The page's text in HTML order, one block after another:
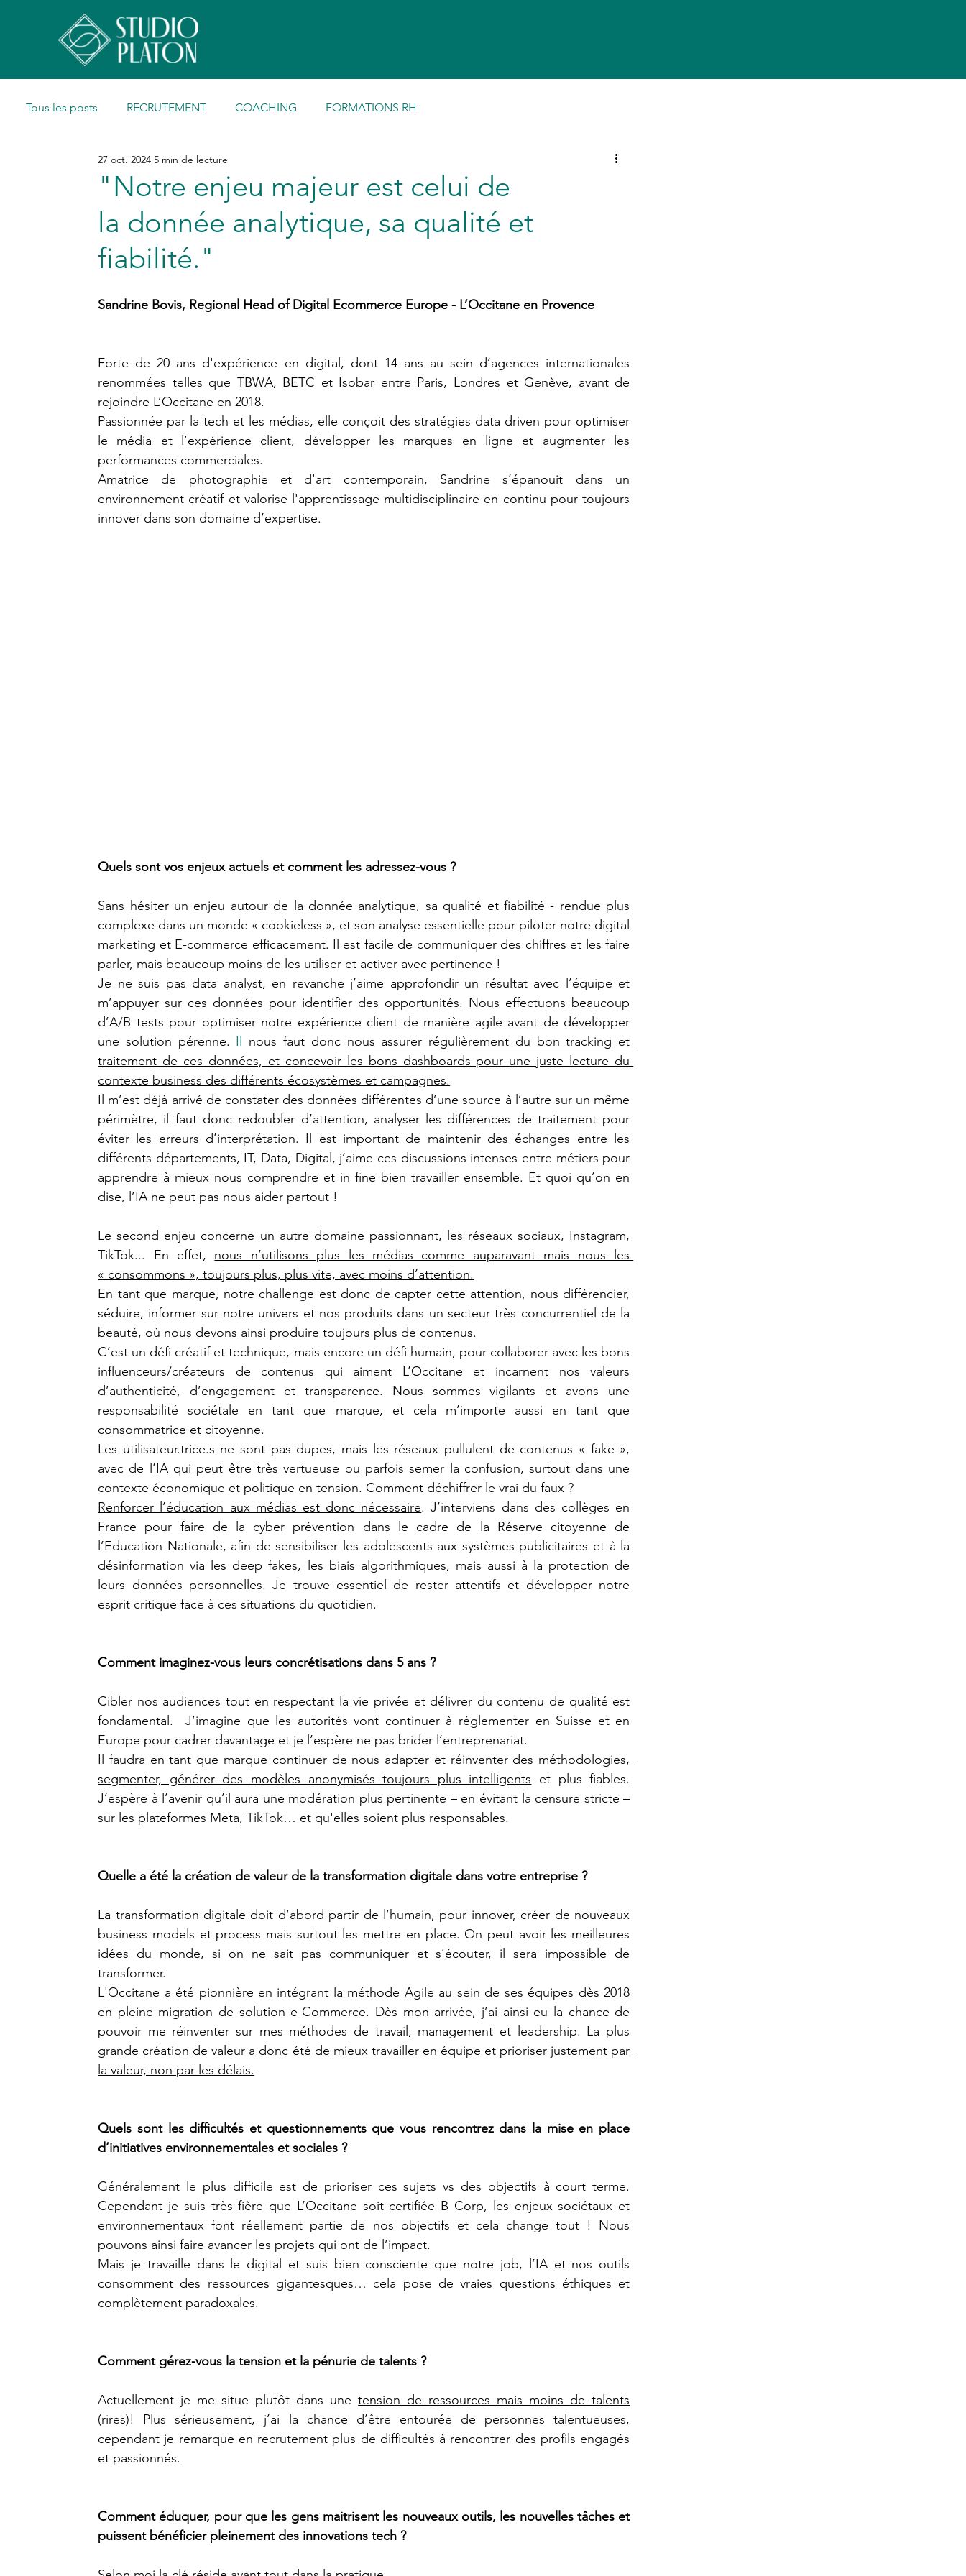
Tous les posts RECRUTEMENT COACHING FORMATIONS RH
"Notre enjeu majeur est celui de
la donnée analytique, sa qualité et
fiabilité."
27 oct. 2024 5 min de lecture
Sandrine Bovis, Regional Head of Digital Ecommerce Europe - L’Occitane en Provence
Forte de 20 ans d'expérience en digital, dont 14 ans au sein d’agences internationales
renommées telles que TBWA, BETC et Isobar entre Paris, Londres et Genève, avant de
rejoindre L’Occitane en 2018.
Passionnée par la tech et les médias, elle conçoit des stratégies data driven pour optimiser
le média et l’expérience client, développer les marques en ligne et augmenter les
performances commerciales.
Amatrice de photographie et d'art contemporain, Sandrine s’épanouit dans un
environnement créatif et valorise l'apprentissage multidisciplinaire en continu pour toujours
innover dans son domaine d’expertise.
Quels sont vos enjeux actuels et comment les adressez-vous ?
Sans hésiter un enjeu autour de la donnée analytique, sa qualité et fiabilité - rendue plus
complexe dans un monde « cookieless », et son analyse essentielle pour piloter notre digital
marketing et E-commerce efficacement. Il est facile de communiquer des chiffres et les faire
parler, mais beaucoup moins de les utiliser et activer avec pertinence !
Je ne suis pas data analyst, en revanche j’aime approfondir un résultat avec l’équipe et
m’appuyer sur ces données pour identifier des opportunités. Nous effectuons beaucoup
d’A/B tests pour optimiser notre expérience client de manière agile avant de développer
une solution pérenne. Il nous faut donc nous assurer régulièrement du bon tracking et
traitement de ces données, et concevoir les bons dashboards pour une juste lecture du
contexte business des différents écosystèmes et campagnes.
Il m’est déjà arrivé de constater des données différentes d’une source à l’autre sur un même
périmètre, il faut donc redoubler d’attention, analyser les différences de traitement pour
éviter les erreurs d’interprétation. Il est important de maintenir des échanges entre les
différents départements, IT, Data, Digital, j’aime ces discussions intenses entre métiers pour
apprendre à mieux nous comprendre et in fine bien travailler ensemble. Et quoi qu’on en
dise, l’IA ne peut pas nous aider partout !
Le second enjeu concerne un autre domaine passionnant, les réseaux sociaux, Instagram,
TikTok... En effet, nous n’utilisons plus les médias comme auparavant mais nous les
« consommons », toujours plus, plus vite, avec moins d’attention.
En tant que marque, notre challenge est donc de capter cette attention, nous différencier,
séduire, informer sur notre univers et nos produits dans un secteur très concurrentiel de la
beauté, où nous devons ainsi produire toujours plus de contenus.
C’est un défi créatif et technique, mais encore un défi humain, pour collaborer avec les bons
influenceurs/créateurs de contenus qui aiment L’Occitane et incarnent nos valeurs
d’authenticité, d’engagement et transparence. Nous sommes vigilants et avons une
responsabilité sociétale en tant que marque, et cela m’importe aussi en tant que
consommatrice et citoyenne.
Les utilisateur.trice.s ne sont pas dupes, mais les réseaux pullulent de contenus « fake »,
avec de l’IA qui peut être très vertueuse ou parfois semer la confusion, surtout dans une
contexte économique et politique en tension. Comment déchiffrer le vrai du faux ?
Renforcer l’éducation aux médias est donc nécessaire. J’interviens dans des collèges en
France pour faire de la cyber prévention dans le cadre de la Réserve citoyenne de
l’Education Nationale, afin de sensibiliser les adolescents aux systèmes publicitaires et à la
désinformation via les deep fakes, les biais algorithmiques, mais aussi à la protection de
leurs données personnelles. Je trouve essentiel de rester attentifs et développer notre
esprit critique face à ces situations du quotidien.
Comment imaginez-vous leurs concrétisations dans 5 ans ?
Cibler nos audiences tout en respectant la vie privée et délivrer du contenu de qualité est
fondamental.  J’imagine que les autorités vont continuer à réglementer en Suisse et en
Europe pour cadrer davantage et je l’espère ne pas brider l’entreprenariat.
Il faudra en tant que marque continuer de nous adapter et réinventer des méthodologies,
segmenter, générer des modèles anonymisés toujours plus intelligents et plus fiables.
J’espère à l’avenir qu’il aura une modération plus pertinente – en évitant la censure stricte –
sur les plateformes Meta, TikTok… et qu'elles soient plus responsables.
Quelle a été la création de valeur de la transformation digitale dans votre entreprise ?
La transformation digitale doit d’abord partir de l’humain, pour innover, créer de nouveaux
business models et process mais surtout les mettre en place. On peut avoir les meilleures
idées du monde, si on ne sait pas communiquer et s’écouter, il sera impossible de
transformer.
L'Occitane a été pionnière en intégrant la méthode Agile au sein de ses équipes dès 2018
en pleine migration de solution e-Commerce. Dès mon arrivée, j’ai ainsi eu la chance de
pouvoir me réinventer sur mes méthodes de travail, management et leadership. La plus
grande création de valeur a donc été de mieux travailler en équipe et prioriser justement par
la valeur, non par les délais.
Quels sont les difficultés et questionnements que vous rencontrez dans la mise en place
d’initiatives environnementales et sociales ?
Généralement le plus difficile est de prioriser ces sujets vs des objectifs à court terme.
Cependant je suis très fière que L’Occitane soit certifiée B Corp, les enjeux sociétaux et
environnementaux font réellement partie de nos objectifs et cela change tout ! Nous
pouvons ainsi faire avancer les projets qui ont de l’impact.
Mais je travaille dans le digital et suis bien consciente que notre job, l’IA et nos outils
consomment des ressources gigantesques… cela pose de vraies questions éthiques et
complètement paradoxales.
Comment gérez-vous la tension et la pénurie de talents ?
Actuellement je me situe plutôt dans une tension de ressources mais moins de talents
(rires)! Plus sérieusement, j’ai la chance d’être entourée de personnes talentueuses,
cependant je remarque en recrutement plus de difficultés à rencontrer des profils engagés
et passionnés.
Comment éduquer, pour que les gens maitrisent les nouveaux outils, les nouvelles tâches et
puissent bénéficier pleinement des innovations tech ?